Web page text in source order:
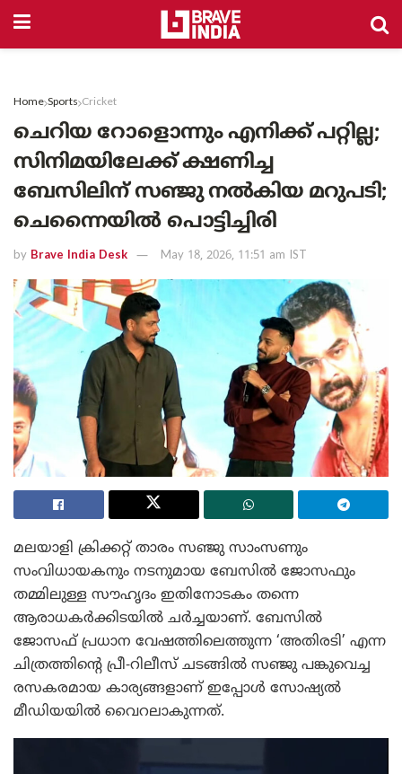
Home Sports Cricket
ചെറിയ റോളൊന്നും എനിക്ക് പറ്റില്ല;
സിനിമയിലേക്ക് ക്ഷണിച്ച
ബേസിലിന് സഞ്ജു നൽകിയ മറുപടി;
ചെന്നൈയിൽ പൊട്ടിച്ചിരി
by Brave India Desk May 18, 2026, 11:51 am IST
മലയാളി ക്രിക്കറ്റ് താരം സഞ്ജു സാംസണും
സംവിധായകനും നടനുമായ ബേസിൽ ജോസഫും
തമ്മിലുള്ള സൗഹൃദം ഇതിനോടകം തന്നെ
ആരാധകർക്കിടയിൽ ചർച്ചയാണ്. ബേസിൽ
ജോസഫ് പ്രധാന വേഷത്തിലെത്തുന്ന ‘അതിരടി’ എന്ന
ചിത്രത്തിന്റെ പ്രീ-റിലീസ് ചടങ്ങിൽ സഞ്ജു പങ്കുവെച്ച
രസകരമായ കാര്യങ്ങളാണ് ഇപ്പോൾ സോഷ്യൽ
മീഡിയയിൽ വൈറലാകുന്നത്.